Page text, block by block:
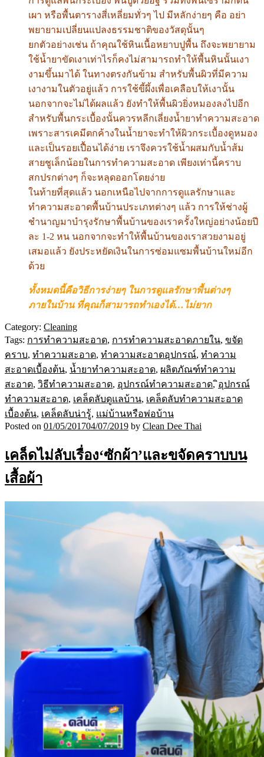
เผา หรือพื้นตารางสี่เหลี่ยมทั่วๆ ไป มีหลักง่ายๆ คือ อย่า
พยายามเปลี่ยนแปลงธรรมชาติของวัสดุนั้นๆ
ยกตัวอย่างเช่น ถ้าคุณใช้หินเนื้อหยาบปูพื้น ถึงจะพยายาม
ใช้น้ำยาขัดเงาเท่าไรก็คงไม่สามารถทำให้พื้นหินนั้นเงา
งามขึ้นมาได้ ในทางตรงกันข้าม สำหรับพื้นผิวที่มีความ
เงางามในตัวอยู่แล้ว การใช้ขี้ผึ้งเพื่อเคลือบให้เงานั้น
นอกจากจะไม่ได้ผลแล้ว ยังทำให้พื้นผิวยิ่งหมองลงไปอีก
สำหรับพื้นกระเบื้องนั้นควรหลีกเลี่ยงน้ำยาทำความสะอาด
เพราะสารเคมีตกค้างในน้ำยาจะทำให้ผิวกระเบื้องดูหมอง
และเป็นรอยเปื้อนได้ง่าย เราจึงควรใช้น้ำผสมกับน้ำส้ม
สายชูเล็กน้อยในการทำความสะอาด เพียงเท่านี้คราบ
สกปรกต่างๆ ก็จะหลุดออกโดยง่าย
ในท้ายที่สุดแล้ว นอกเหนือไปจากการดูแลรักษาและ
ทำความสะอาดพื้นบ้านประเภทต่างๆ แล้ว การให้ช่างผู้
ชำนาญมาบำรุงรักษาพื้นบ้านของเราครั้งใหญ่อย่างน้อยปี
ละ 1-2 หน นอกจากจะทำให้พื้นบ้านของเราสวยงามอยู่
เสมอแล้ว ยังประหยัดเงินในการซ่อมแซมพื้นบ้านใหม่อีก
ด้วย
ทั้งหมดนี้คือวิธีการง่ายๆ ในการดูแลรักษาพื้นต่างๆ
ภายในบ้าน ที่คุณก็สามารถทำเองได้…ไม่ยาก
Category: Cleaning
Tags: การทำความสะอาด, การทำความสะอาดภายใน, ขจัด
คราบ, ทำความสะอาด, ทำความสะอาดอุปกรณ์, ทำความ
สะอาดเบื้องต้น, น้ำยาทำความสะอาด, ผลิตภัณฑ์ทำความ
สะอาด, วิธีทำความสะอาด, อุปกรณ์ทำความสะอาด,ิอุปกรณ์
ทำความสะอาด, เคล็ดลับดูแลบ้าน, เคล็ดลับทำความสะอาด
เบื้องต้น, เคล็ดลับน่ารู้, แม่บ้านหรือพ่อบ้าน
Posted on 01/05/201704/07/2019 by Clean Dee Thai
เคล็ดไม่ลับเรื่อง‘ซักผ้า’และขจัดคราบบน
เสื้อผ้า